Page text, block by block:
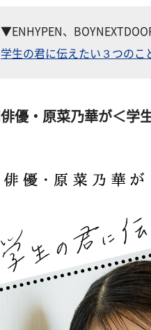
▼ENHYPEN、
学生の君に伝えたい３つのこ
俳優・原菜乃華が＜学